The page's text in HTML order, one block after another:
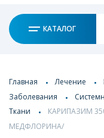
КАТАЛОГ
Главная Лечение
Заболевания
Ткани
КАРИПАЗИМ
МЕДФЛОРИНА/